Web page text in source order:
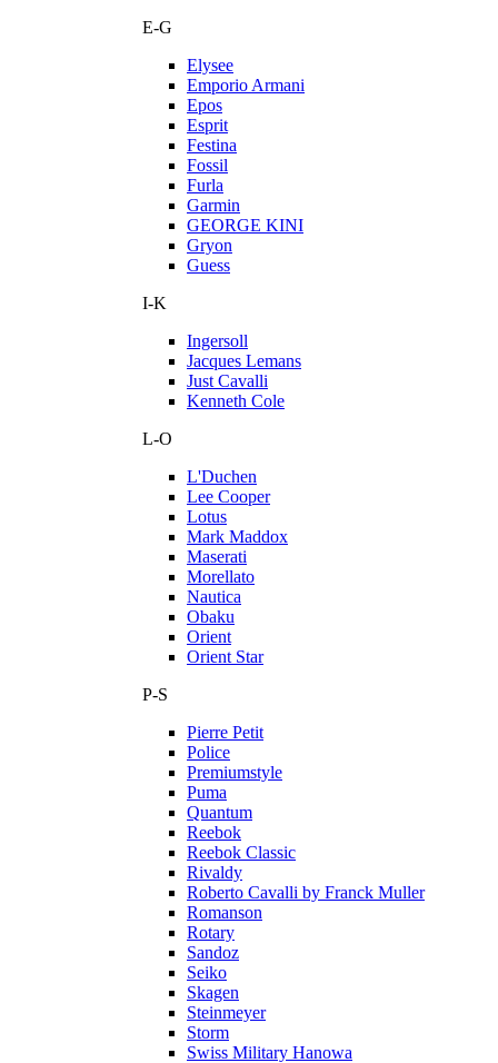
E-G
Elysee
Emporio Armani
Epos
Esprit
Festina
Fossil
Furla
Garmin
GEORGE KINI
Gryon
Guess
I-K
Ingersoll
Jacques Lemans
Just Cavalli
Kenneth Cole
L-O
L'Duchen
Lee Cooper
Lotus
Mark Maddox
Maserati
Morellato
Nautica
Obaku
Orient
Orient Star
P-S
Pierre Petit
Police
Premiumstyle
Puma
Quantum
Reebok
Reebok Classic
Rivaldy
Roberto Cavalli by Franck Muller
Romanson
Rotary
Sandoz
Seiko
Skagen
Steinmeyer
Storm
Swiss Military Hanowa